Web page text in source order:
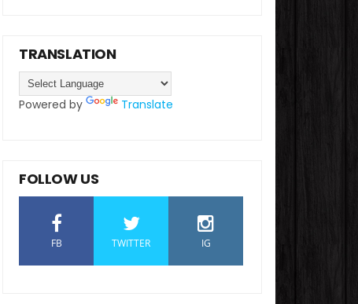
TRANSLATION
Powered by Translate
FOLLOW US
FB TWITTER IG